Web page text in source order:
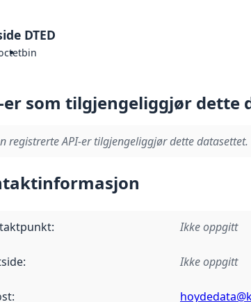
DTED
bin
er som tilgjengeliggjør dette
registrerte API-er tilgjengeliggjør dette datasettet.
: Ikke oppgitt
: Ikke oppgitt
: